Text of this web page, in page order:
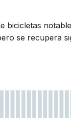
bicicletas
se recupera